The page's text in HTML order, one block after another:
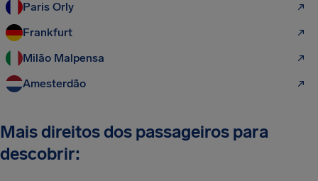
Paris Orly
Frankfurt
Milão Malpensa
Amesterdão
Mais direitos dos passageiros para
descobrir: